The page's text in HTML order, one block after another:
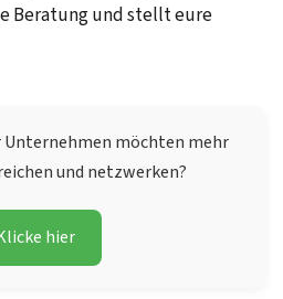
Beratung und stellt eure
Unternehmen möchten mehr
und netzwerken?
hier